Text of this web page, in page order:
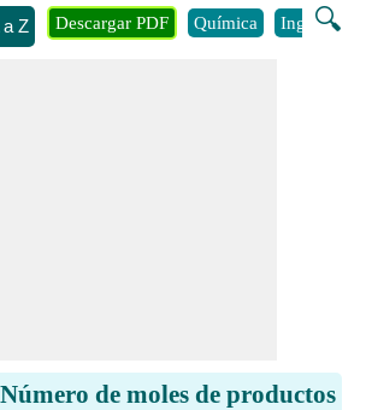
a Z 🔍
Descargar PDF Química Ingenieria
de moles de productos